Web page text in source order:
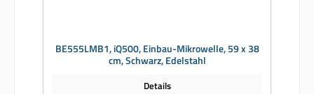
BE555LMB1, iQ500, Einbau-Mikrowelle, 59 x 38
cm, Schwarz, Edelstahl
Details